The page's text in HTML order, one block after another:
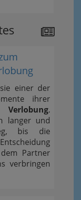
einer der
ihrer
.
langer und
bis die
Partner
verbringen